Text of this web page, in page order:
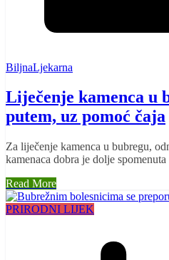
BiljnaLjekarna
Liječenje kamenca u
putem, uz pomoć čaja
Za liječenje kamenca u bubregu,
kamenaca dobra je dolje
Read More
PRIRODNI LIJEK